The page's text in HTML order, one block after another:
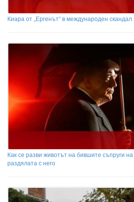
Киара от „Ергенът“ в международен
Как се разви животът на бившите съпруги
раздялата с него